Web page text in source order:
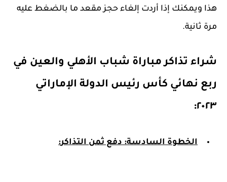
هذا ويمكنك إذا أردت إلغاء حجز مقعد ما بالضغط عليه
مرة ثانية.
شراء تذاكر مباراة شباب الأهلي والعين في
ربع نهائي كأس رئيس الدولة الإماراتي
٢٠٢٣:
الخطوة السادسة: دفع ثمن التذاكر: